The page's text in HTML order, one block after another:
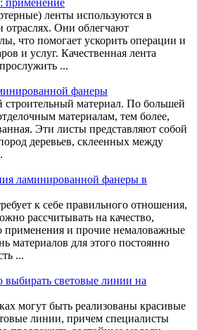
ленты используются в
отраслях. Они облегчают
что помогает ускорить операции и
и услуг. Качественная лента
...
фанеры
строительный материал. По большей
материалам, тем более,
Эти листы представляют собой
деревьев, склеенных между
ламинированной фанеры в
к себе правильного отношения,
рассчитывать на качество,
применения и прочие немаловажные
материалов для этого постоянно
...
выбирать световые линии на
могут быть реализованы красивые
линии, причем специалисты